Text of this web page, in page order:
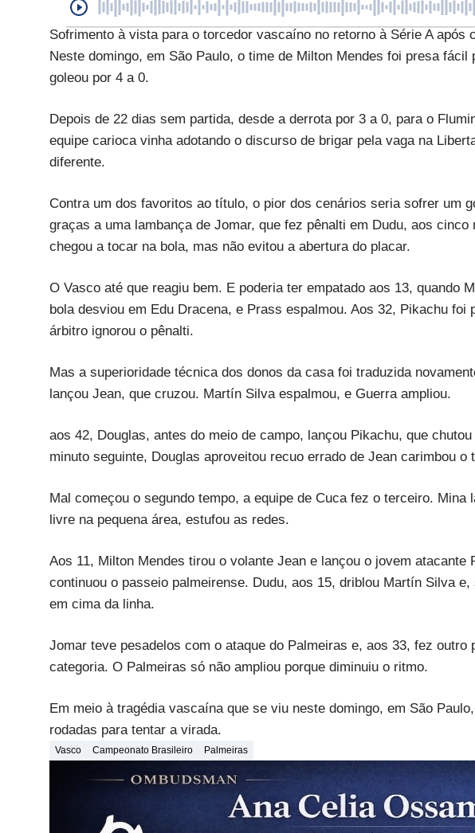
Sofrimento à vista para o torcedor vascaíno no retorno à Série A após
Neste domingo, em São Paulo, o time de Milton Mendes foi presa
goleou por 4 a 0.
Depois de 22 dias sem partida, desde a derrota por 3 a 0, para o
equipe carioca vinha adotando o discurso de brigar pela vaga na
diferente.
Contra um dos favoritos ao título, o pior dos cenários seria sofrer um
graças a uma lambança de Jomar, que fez pênalti em Dudu, aos
chegou a tocar na bola, mas não evitou a abertura do placar.
O Vasco até que reagiu bem. E poderia ter empatado aos 13, quando
bola desviou em Edu Dracena, e Prass espalmou. Aos 32, Pikachu foi
árbitro ignorou o pênalti.
Mas a superioridade técnica dos donos da casa foi traduzida
lançou Jean, que cruzou. Martín Silva espalmou, e Guerra ampliou.
aos 42, Douglas, antes do meio de campo, lançou Pikachu, que
minuto seguinte, Douglas aproveitou recuo errado de Jean carimbou o
Mal começou o segundo tempo, a equipe de Cuca fez o terceiro. Mina
livre na pequena área, estufou as redes.
Aos 11, Milton Mendes tirou o volante Jean e lançou o jovem atacante
continuou o passeio palmeirense. Dudu, aos 15, driblou Martín Silva
em cima da linha.
Jomar teve pesadelos com o ataque do Palmeiras e, aos 33, fez outro
categoria. O Palmeiras só não ampliou porque diminuiu o ritmo.
Em meio à tragédia vascaína que se viu neste domingo, em São
rodadas para tentar a virada.
Vasco Campeonato Brasileiro Palmeiras